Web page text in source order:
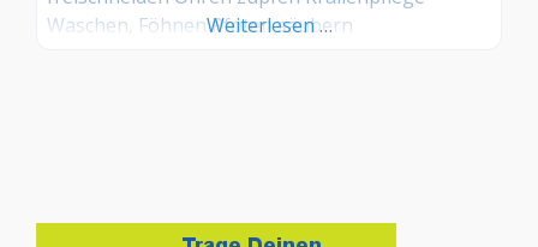
Waschen, Föhnen Pfoten säubern
Weiterlesen …